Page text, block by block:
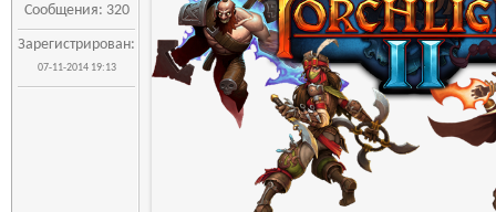
Сообщения: 320
Зарегистрирован:
07-11-2014 19:13